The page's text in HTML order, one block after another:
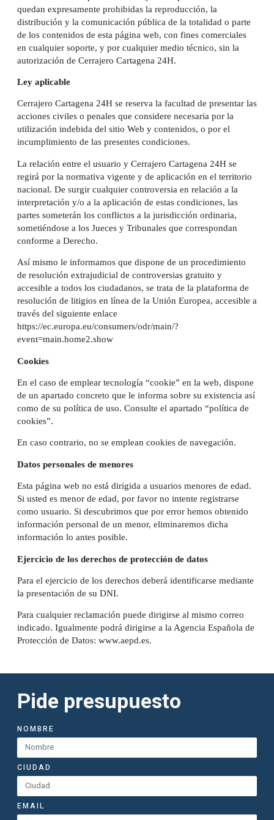
quedan expresamente prohibidas la reproducción, la
distribución y la comunicación pública de la totalidad o parte
de los contenidos de esta página web, con fines comerciales
en cualquier soporte, y por cualquier medio técnico, sin la
autorización de Cerrajero Cartagena 24H.
Ley aplicable
Cerrajero Cartagena 24H se reserva la facultad de presentar las
acciones civiles o penales que considere necesaria por la
utilización indebida del sitio Web y contenidos, o por el
incumplimiento de las presentes condiciones.
La relación entre el usuario y Cerrajero Cartagena 24H se
regirá por la normativa vigente y de aplicación en el territorio
nacional. De surgir cualquier controversia en relación a la
interpretación y/o a la aplicación de estas condiciones, las
partes someterán los conflictos a la jurisdicción ordinaria,
sometiéndose a los Jueces y Tribunales que correspondan
conforme a Derecho.
Así mismo le informamos que dispone de un procedimiento
de resolución extrajudicial de controversias gratuito y
accesible a todos los ciudadanos, se trata de la plataforma de
resolución de litigios en línea de la Unión Europea, accesible a
través del siguiente enlace
https://ec.europa.eu/consumers/odr/main/?
event=main.home2.show
Cookies
En el caso de emplear tecnología “cookie” en la web, dispone
de un apartado concreto que le informa sobre su existencia así
como de su política de uso. Consulte el apartado “política de
cookies”.
En caso contrario, no se emplean cookies de navegación.
Datos personales de menores
Esta página web no está dirigida a usuarios menores de edad.
Si usted es menor de edad, por favor no intente registrarse
como usuario. Si descubrimos que por error hemos obtenido
información personal de un menor, eliminaremos dicha
información lo antes posible.
Ejercicio de los derechos de protección de datos
Para el ejercicio de los derechos deberá identificarse mediante
la presentación de su DNI.
Para cualquier reclamación puede dirigirse al mismo correo
indicado. Igualmente podrá dirigirse a la Agencia Española de
Protección de Datos: www.aepd.es.
Pide presupuesto
NOMBRE
CIUDAD
EMAIL